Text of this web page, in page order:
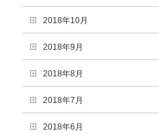
2018年10月
2018年9月
2018年8月
2018年7月
2018年6月